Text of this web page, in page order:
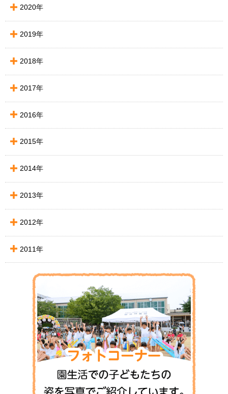
2020年
2019年
2018年
2017年
2016年
2015年
2014年
2013年
2012年
2011年